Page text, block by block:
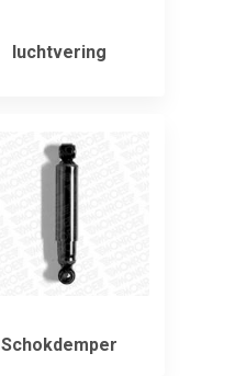
luchtvering
Schokdemper